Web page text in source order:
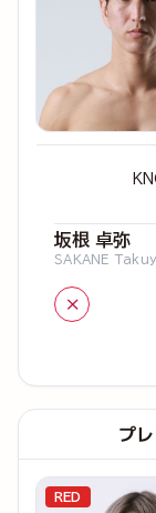
坂根 卓弥
SAKANE
×
プ
RED